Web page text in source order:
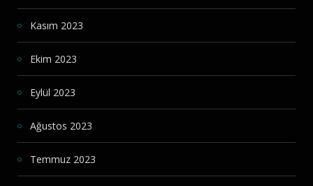
Kasım 2023
Ekim 2023
Eylül 2023
Ağustos 2023
Temmuz 2023